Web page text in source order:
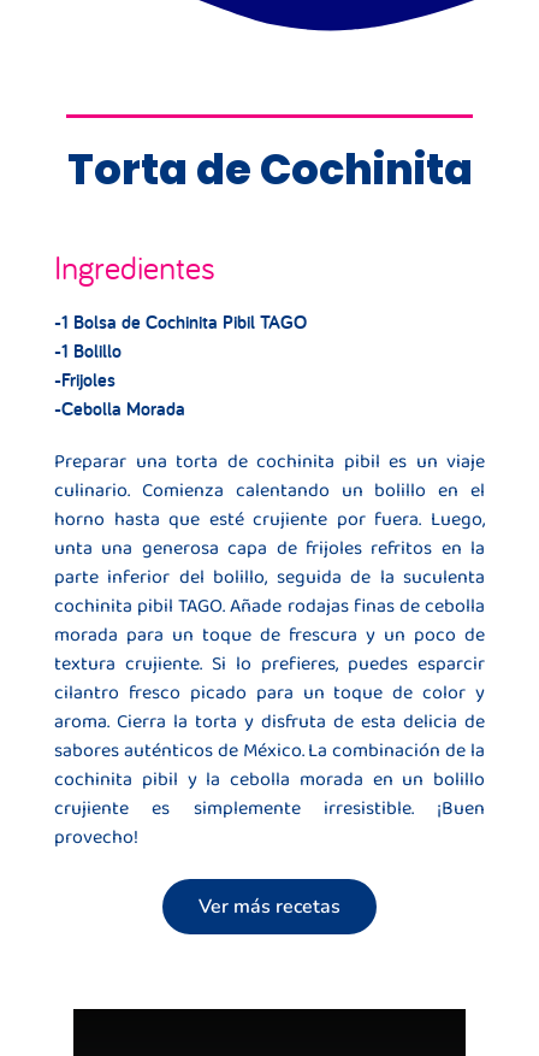
Torta de Cochinita
Ingredientes
-1 Bolsa de Cochinita Pibil TAGO
-1 Bolillo
-Frijoles
-Cebolla Morada
Preparar una torta de cochinita pibil es un viaje
culinario. Comienza calentando un bolillo en el
horno hasta que esté crujiente por fuera. Luego,
unta una generosa capa de frijoles refritos en la
parte inferior del bolillo, seguida de la suculenta
cochinita pibil TAGO. Añade rodajas finas de cebolla
morada para un toque de frescura y un poco de
textura crujiente. Si lo prefieres, puedes esparcir
cilantro fresco picado para un toque de color y
aroma. Cierra la torta y disfruta de esta delicia de
sabores auténticos de México. La combinación de la
cochinita pibil y la cebolla morada en un bolillo
crujiente es simplemente irresistible. ¡Buen
provecho!
Ver más recetas